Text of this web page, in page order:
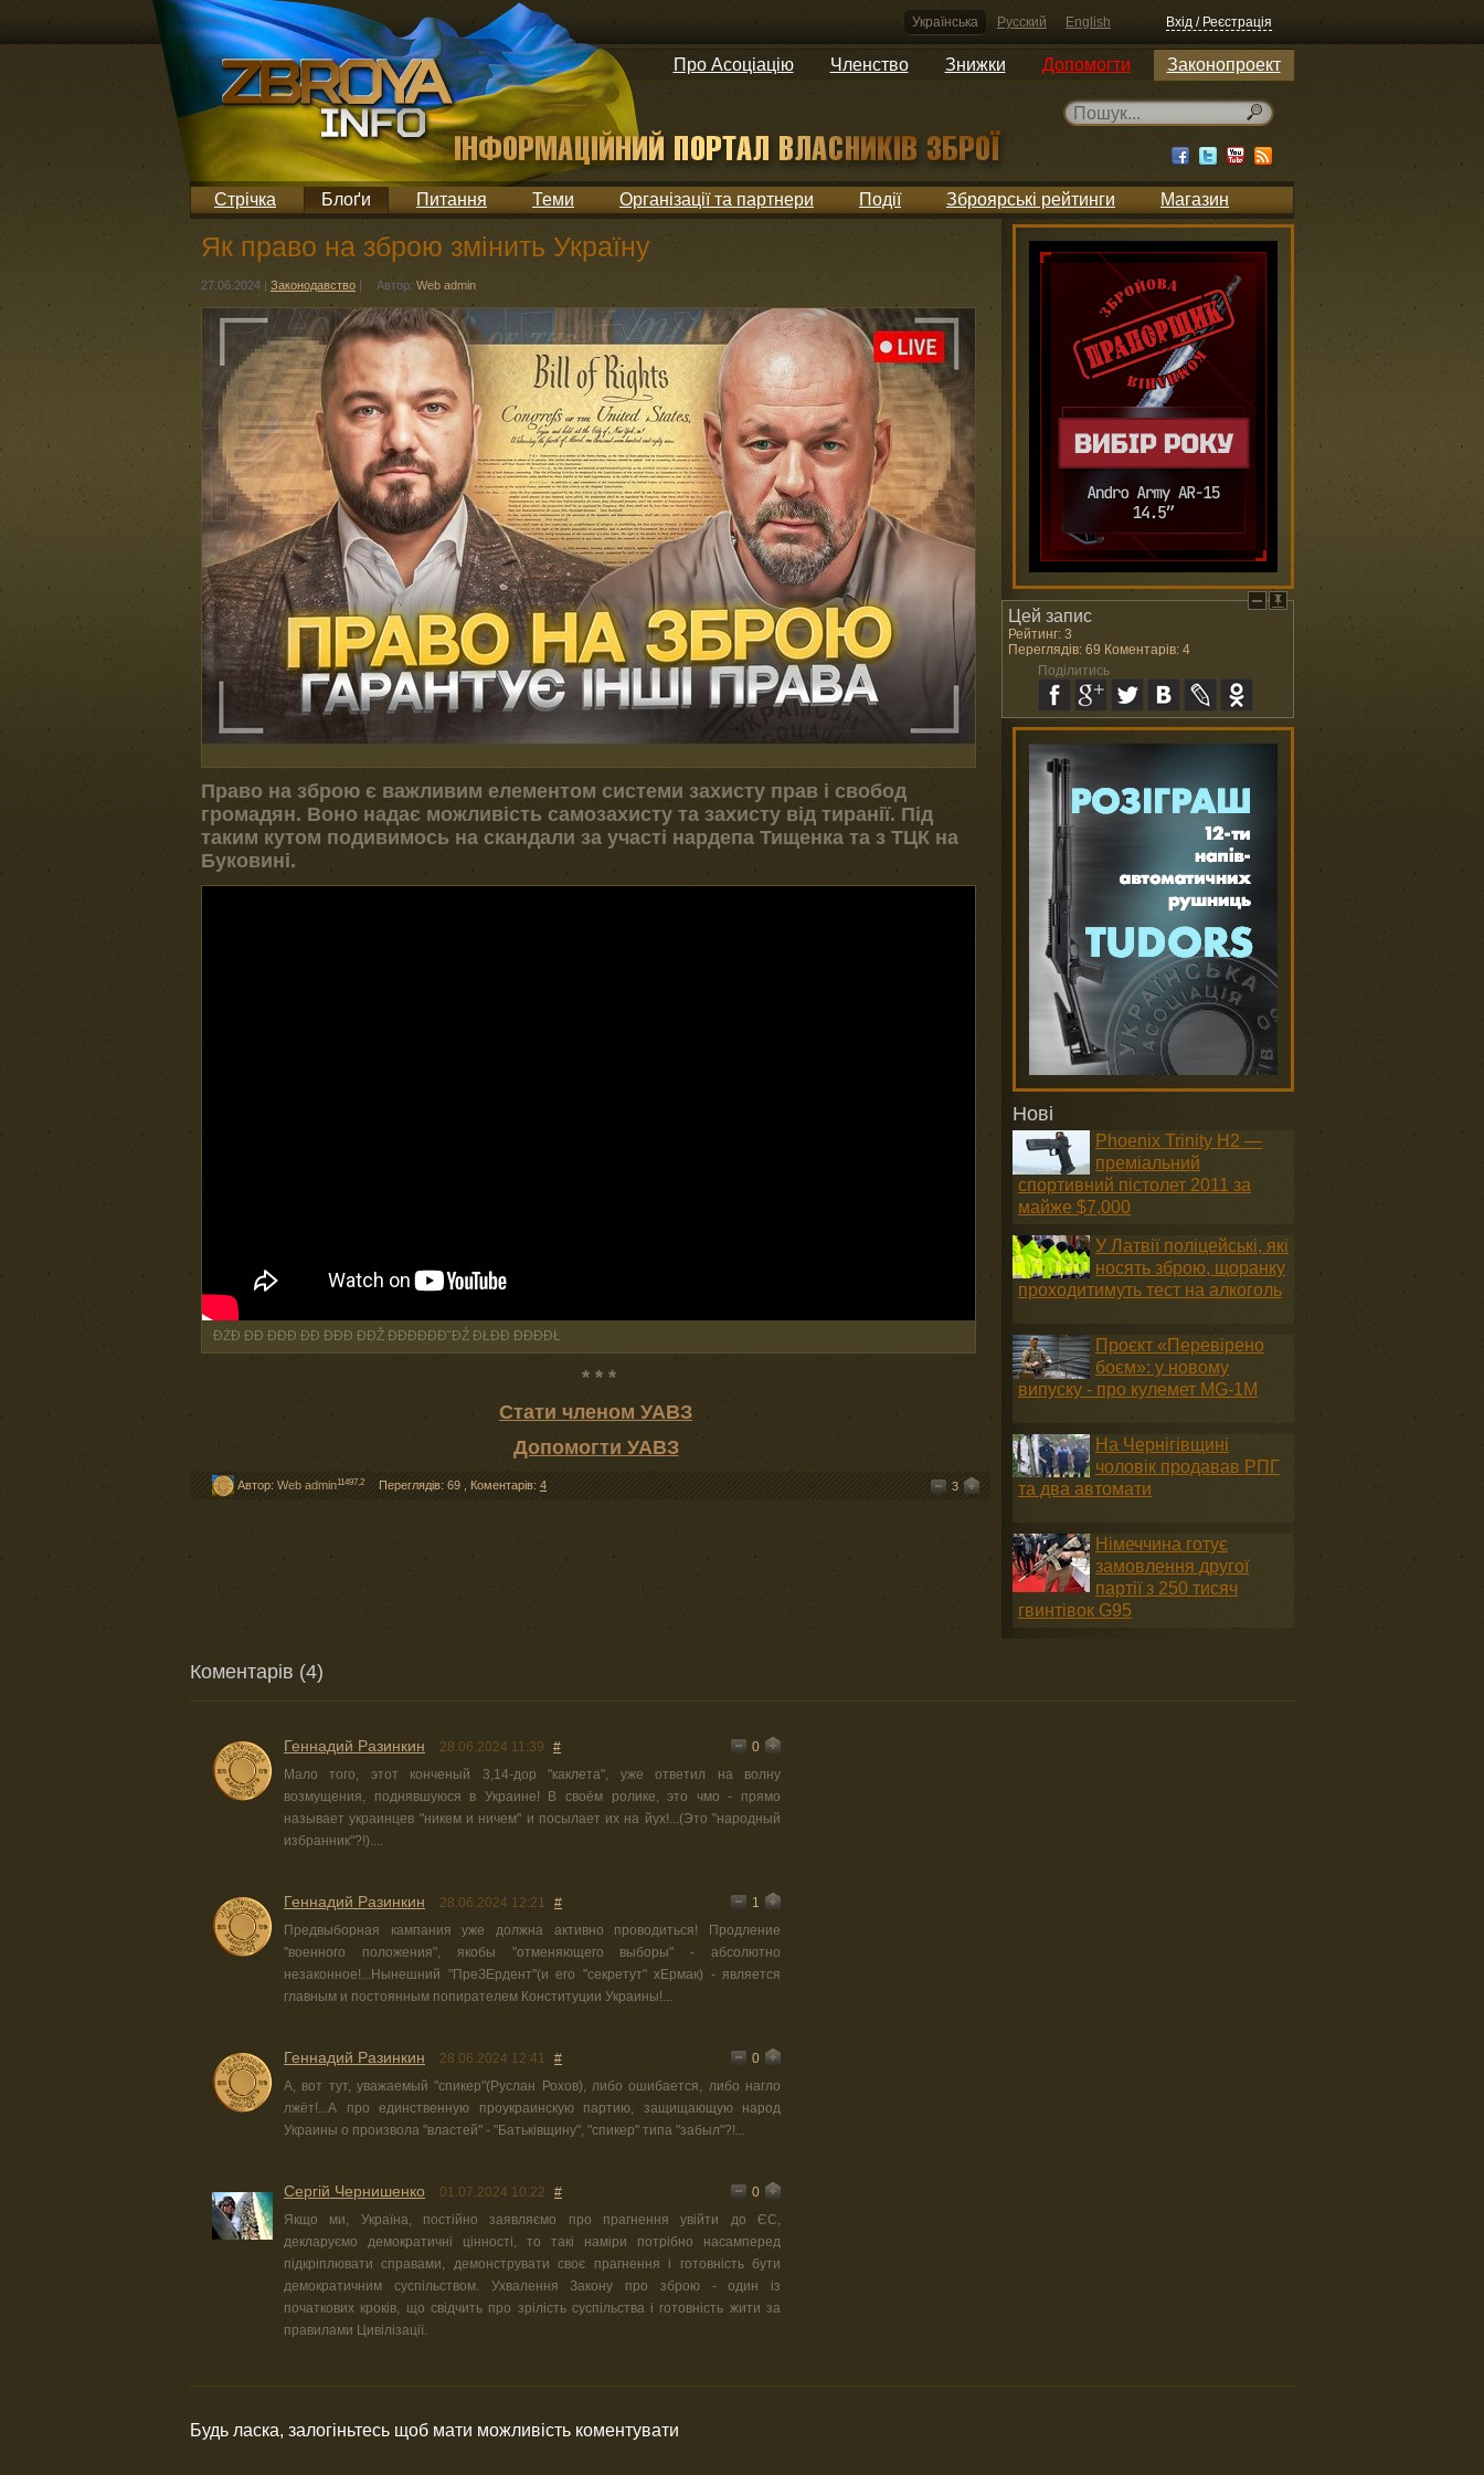
Українська Русский English Вхід / Реєстрація
Про Асоціацію Членство Знижки Допомогти Законопроект
Стрічка Блоґи Питання Теми Організації та партнери Події Зброярські рейтинги Магазин
Як право на зброю змінить Україну
27.06.2024 | Законодавство | Автор: Web admin
Право на зброю є важливим елементом системи захисту прав і свобод
громадян. Воно надає можливість самозахисту та захисту від тиранії. Під
таким кутом подивимось на скандали за участі нардепа Тищенка та з ТЦК на
Буковині.
ĐŻĐ ĐĐ ĐĐĐ ĐĐ ĐĐĐ ĐĐŽ ĐĐĐĐĐĐ˘ĐŹ ĐŁĐĐ ĐĐĐĐŁ
* * *
Стати членом УАВЗ
Допомогти УАВЗ
Автор: Web admin11497,2 Переглядів: 69 Коментарів: 4 3
Нові
Phoenix Trinity H2 —
преміальний
спортивний пістолет 2011 за
майже $7,000
У Латвії поліцейські, які
носять зброю, щоранку
проходитимуть тест на алкоголь
Проєкт «Перевірено
боєм»: у новому
випуску - про кулемет MG-1М
На Чернігівщині
чоловік продавав РПГ
та два автомати
Німеччина готує
замовлення другої
партії з 250 тисяч
гвинтівок G95
Цей запис
Рейтинг: 3
Переглядів: 69 Коментарів: 4
Поділитись
Коментарів (4)
Геннадий Разинкин 28.06.2024 11:39 #
0
Мало того, этот конченый 3,14-дор "каклета", уже ответил на волну
возмущения, поднявшуюся в Украине! В своём ролике, это чмо - прямо
называет украинцев "никем и ничем" и посылает их на йух!...(Это "народный
избранник"?!)....
Геннадий Разинкин 28.06.2024 12:21 #
1
Предвыборная кампания уже должна активно проводиться! Продление
"военного положения", якобы "отменяющего выборы" - абсолютно
незаконное!...Нынешний "ПреЗЕрдент"(и его "секретут" хЕрмак) - является
главным и постоянным попирателем Конституции Украины!...
Геннадий Разинкин 28.06.2024 12:41 #
0
А, вот тут, уважаемый "спикер"(Руслан Рохов), либо ошибается, либо нагло
лжёт!...А про единственную проукраинскую партию, защищающую народ
Украины о произвола "властей" - "Батьківщину", "спикер" типа "забыл"?!...
Сергій Чернишенко 01.07.2024 10:22 #
0
Якщо ми, Україна, постійно заявляємо про прагнення увійти до ЄС,
декларуємо демократичні цінності, то такі наміри потрібно насамперед
підкріплювати справами, демонструвати своє прагнення і готовність бути
демократичним суспільством. Ухвалення Закону про зброю - один із
початкових кроків, що свідчить про зрілість суспільства і готовність жити за
правилами Цивілізації.
Будь ласка, залогіньтесь щоб мати можливість коментувати